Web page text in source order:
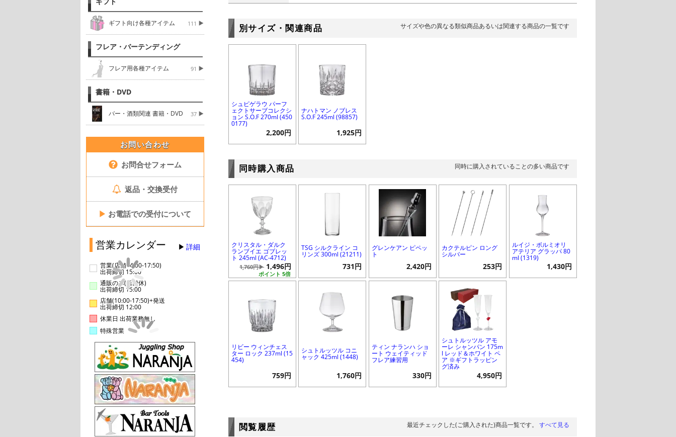
ギフト向け各種アイテム 111
フレア・バーテンディング
フレア用各種アイテム 91
書籍・DVD
バー・酒類関連 書籍・DVD 37
お問い合わせ
お問合せフォーム
返品・交換受付
▶ お電話での受付について
営業カレンダー 詳細
営業(店舗14:00-17:50)
出荷締切 15:00
通販のみ(店舗休)
出荷締切 15:00
店舗(10:00-17:50)+発送
出荷締切 12:00
休業日 出荷業務無し
特殊営業
別サイズ・関連商品 サイズや色の異なる類似商品あるいは関連する商品の一覧です
シュピゲラウ パーフ
ェクトサーブコレクシ
ョン S.O.F 270ml (450
0177)
2,200円
ナハトマン ノブレス
S.O.F 245ml (98857)
1,925円
同時購入商品 同時に購入されていることの多い商品です
クリスタル・ダルク
ランブイエ ゴブレッ
ト 245ml (AC-4712)
ポイント 5倍
1,760円▶ 1,496円
TSG シルクライン コ
リンズ 300ml (21211)
731円
グレンケアン ピペッ
ト
2,420円
カクテルピン ロング
シルバー
253円
ルイジ・ボルミオリ
アテリア グラッパ 80
ml (1319)
1,430円
リビー ウィンチェス
ター ロック 237ml (15
454)
759円
シュトルッツル コニ
ャック 425ml (1448)
1,760円
ティン ナランハ ショ
ート ウェイティッド
フレア練習用
330円
シュトルッツル アモ
ーレ シャンパン 175m
l レッド＆ホワイト ペ
ア ※ギフトラッピン
グ済み
4,950円
閲覧履歴 最近チェックした(ご購入された)商品一覧です。 すべて見る